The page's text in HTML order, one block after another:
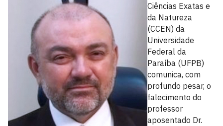
Ciências Exatas e
da Natureza
(CCEN) da
Universidade
Federal da
Paraíba (UFPB)
comunica, com
profundo pesar, o
falecimento do
professor
aposentado Dr.